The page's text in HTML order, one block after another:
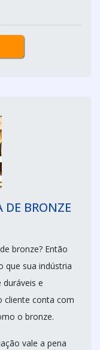
BRONZE
bronze? Então
que sua indústria
duráveis e
cliente conta com
o bronze.
vale a pena